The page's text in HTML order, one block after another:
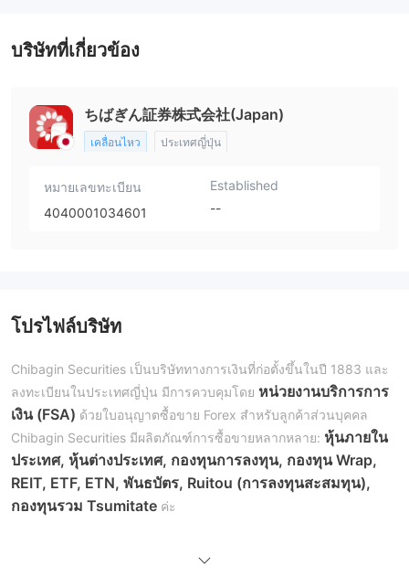
บริษัทที่เกี่ยวข้อง
ちばぎん証券株式会社(Japan)
เคลื่อนไหว ประเทศญี่ปุ่น
หมายเลขทะเบียน
4040001034601
Established
--
โปรไฟล์บริษัท
Chibagin Securities เป็นบริษัททางการเงินที่ก่อตั้งขึ้นในปี 1883 และ
ลงทะเบียนในประเทศญี่ปุ่น มีการควบคุมโดย หน่วยงานบริการการ
เงิน (FSA) ด้วยใบอนุญาตซื้อขาย Forex สำหรับลูกค้าส่วนบุคคล
Chibagin Securities มีผลิตภัณฑ์การซื้อขายหลากหลาย: หุ้นภายใน
ประเทศ, หุ้นต่างประเทศ, กองทุนการลงทุน, กองทุน Wrap,
REIT, ETF, ETN, พันธบัตร, Ruitou (การลงทุนสะสมทุน),
กองทุนรวม Tsumitate ค่ะ